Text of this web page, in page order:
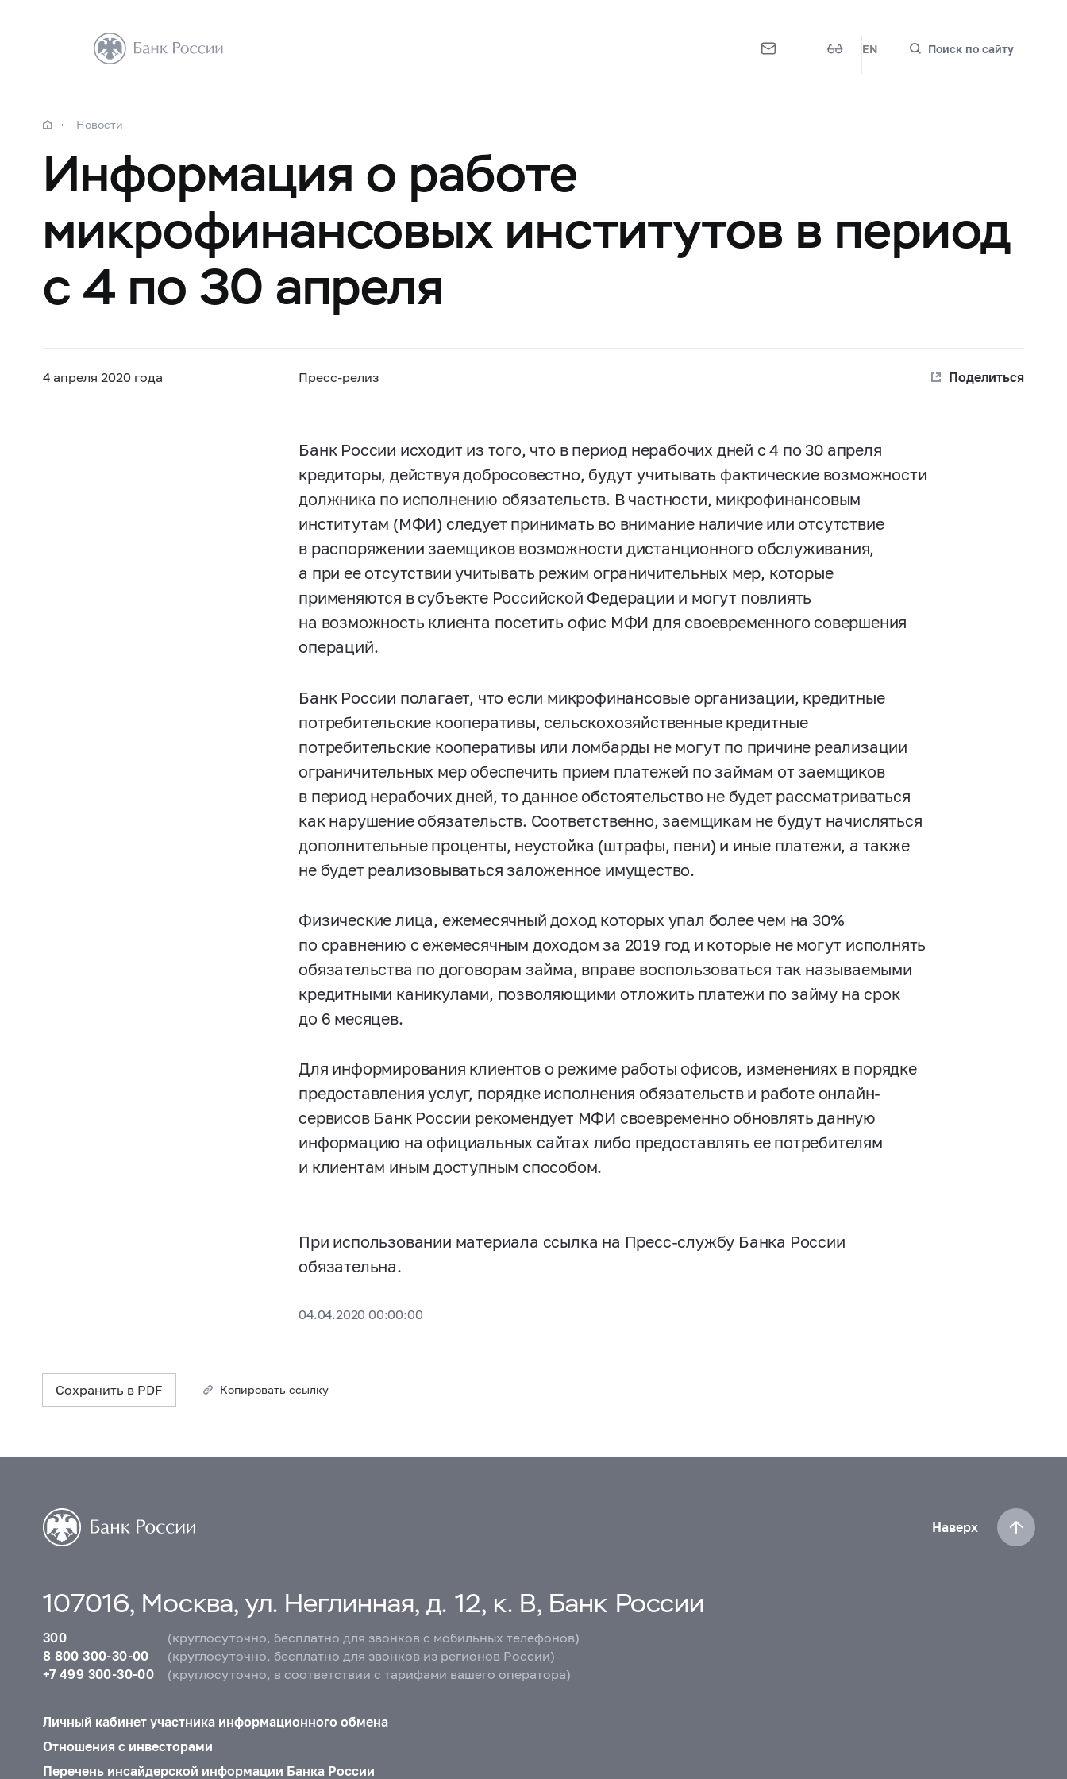
EN Поиск по сайту
Новости
Информация о работе
микрофинансовых институтов в период
с 4 по 30 апреля
4 апреля 2020 года Пресс-релиз Поделиться
Банк России исходит из того, что в период нерабочих дней с 4 по 30 апреля
кредиторы, действуя добросовестно, будут учитывать фактические возможности
должника по исполнению обязательств. В частности, микрофинансовым
институтам (МФИ) следует принимать во внимание наличие или отсутствие
в распоряжении заемщиков возможности дистанционного обслуживания,
а при ее отсутствии учитывать режим ограничительных мер, которые
применяются в субъекте Российской Федерации и могут повлиять
на возможность клиента посетить офис МФИ для своевременного совершения
операций.
Банк России полагает, что если микрофинансовые организации, кредитные
потребительские кооперативы, сельскохозяйственные кредитные
потребительские кооперативы или ломбарды не могут по причине реализации
ограничительных мер обеспечить прием платежей по займам от заемщиков
в период нерабочих дней, то данное обстоятельство не будет рассматриваться
как нарушение обязательств. Соответственно, заемщикам не будут начисляться
дополнительные проценты, неустойка (штрафы, пени) и иные платежи, а также
не будет реализовываться заложенное имущество.
Физические лица, ежемесячный доход которых упал более чем на 30%
по сравнению с ежемесячным доходом за 2019 год и которые не могут исполнять
обязательства по договорам займа, вправе воспользоваться так называемыми
кредитными каникулами, позволяющими отложить платежи по займу на срок
до 6 месяцев.
Для информирования клиентов о режиме работы офисов, изменениях в порядке
предоставления услуг, порядке исполнения обязательств и работе онлайн-
сервисов Банк России рекомендует МФИ своевременно обновлять данную
информацию на официальных сайтах либо предоставлять ее потребителям
и клиентам иным доступным способом.
При использовании материала ссылка на Пресс-службу Банка России
обязательна.
04.04.2020 00:00:00
Сохранить в PDF Копировать ссылку
Наверх
107016, Москва, ул. Неглинная, д. 12, к. В, Банк России
300
(круглосуточно, бесплатно для звонков с мобильных телефонов)
8 800 300-30-00
(круглосуточно, бесплатно для звонков из регионов России)
+7 499 300-30-00
(круглосуточно, в соответствии с тарифами вашего оператора)
Личный кабинет участника информационного обмена
Отношения с инвесторами
Перечень инсайдерской информации Банка России